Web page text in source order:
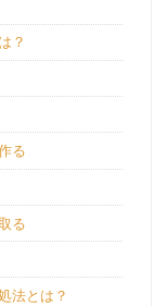
？
る
る
法とは？